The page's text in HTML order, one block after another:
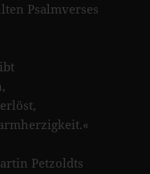
Psalmverses
Petzoldts